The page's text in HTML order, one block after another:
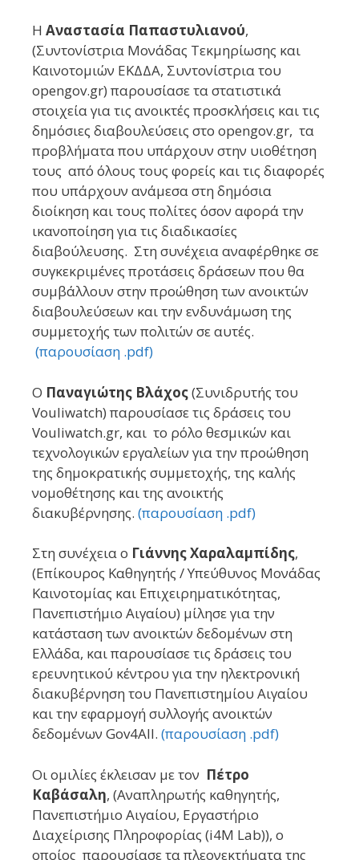
Η Αναστασία Παπαστυλιανού,
(Συντονίστρια Μονάδας Τεκµηρίωσης και
Καινοτοµιών ΕΚΔΔΑ, Συντονίστρια του
opengov.gr) παρουσίασε τα στατιστικά
στοιχεία για τις ανοικτές προσκλήσεις και τις
δημόσιες διαβουλεύσεις στο opengov.gr, τα
προβλήματα που υπάρχουν στην υιοθέτηση
τους από όλους τους φορείς και τις διαφορές
που υπάρχουν ανάμεσα στη δημόσια
διοίκηση και τους πολίτες όσον αφορά την
ικανοποίηση για τις διαδικασίες
διαβούλευσης. Στη συνέχεια αναφέρθηκε σε
συγκεκριμένες προτάσεις δράσεων που θα
συμβάλλουν στην προώθηση των ανοικτών
διαβουλεύσεων και την ενδυνάμωση της
συμμετοχής των πολιτών σε αυτές.
(παρουσίαση .pdf)
Ο Παναγιώτης Βλάχος(Συνιδρυτής του
Vouliwatch) παρουσίασε τις δράσεις του
Vouliwatch.gr, και το ρόλο θεσμικών και
τεχνολογικών εργαλείων για την προώθηση
της δημοκρατικής συμμετοχής, της καλής
νομοθέτησης και της ανοικτής
διακυβέρνησης. (παρουσίαση .pdf)
Στη συνέχεια ο Γιάννης Χαραλαμπίδης,
(Επίκουρος Καθηγητής / Υπεύθυνος Μονάδας
Καινοτομίας και Επιχειρηματικότητας,
Πανεπιστήμιο Αιγαίου) μίλησε για την
κατάσταση των ανοικτών δεδομένων στη
Ελλάδα, και παρουσίασε τις δράσεις του
ερευνητικού κέντρου για την ηλεκτρονική
διακυβέρνηση του Πανεπιστημίου Αιγαίου
και την εφαρμογή συλλογής ανοικτών
δεδομένων Gov4All. (παρουσίαση .pdf)
Οι ομιλίες έκλεισαν με τον Πέτρο
Καβάσαλη, (Αναπληρωτής καθηγητής,
Πανεπιστήμιο Αιγαίου, Εργαστήριο
Διαχείρισης Πληροφορίας (i4M Lab)), ο
οποίος παρουσίασε τα πλεονεκτήματα της